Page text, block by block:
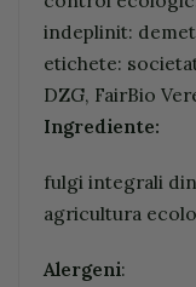
indeplinit:
etichete:
DZG, FairBio
Ingrediente:
fulgi integrali
agricultura
Alergeni: